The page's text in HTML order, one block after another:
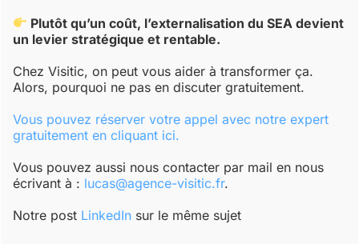
Plutôt qu’un coût, l’externalisation du SEA devient
un levier stratégique et rentable.
Chez Visitic, on peut vous aider à transformer ça.
Alors, pourquoi ne pas en discuter gratuitement.
Vous pouvez réserver votre appel avec notre expert
gratuitement en cliquant ici.
Vous pouvez aussi nous contacter par mail en nous
écrivant à : lucas@agence-visitic.fr.
Notre post LinkedIn sur le même sujet